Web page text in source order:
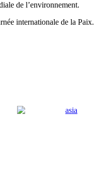
de l’environnement.
internationale de la Paix.